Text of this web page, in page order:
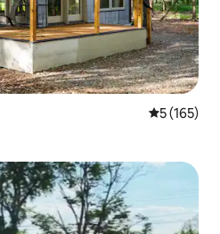
평점 5점(5
5 (165)